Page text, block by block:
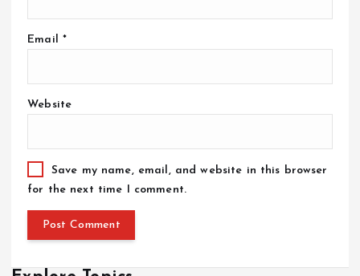
Email *
Website
Save my name, email, and website in this browser
for the next time I comment.